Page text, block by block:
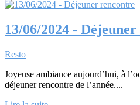
13/06/2024 -
Resto
Joyeuse ambiance aujourd’hui, à
déjeuner rencontre de l’année....